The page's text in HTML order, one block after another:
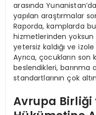
arasında
yapılan araştırmalar
Raporda, kamplarda
hizmetlerinden yoksun
yetersiz kaldığı ve
Ayrıca, çocukların
beslendikleri, barınma
standartlarının çok
Avrupa Birliği